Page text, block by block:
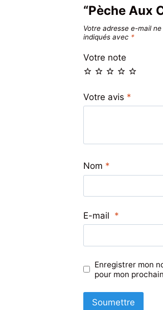
“Pèche Aux
Votre adresse e-mail
indiqués avec *
Votre note
Votre avis *
Nom *
E-mail *
Enregistrer mon
pour mon